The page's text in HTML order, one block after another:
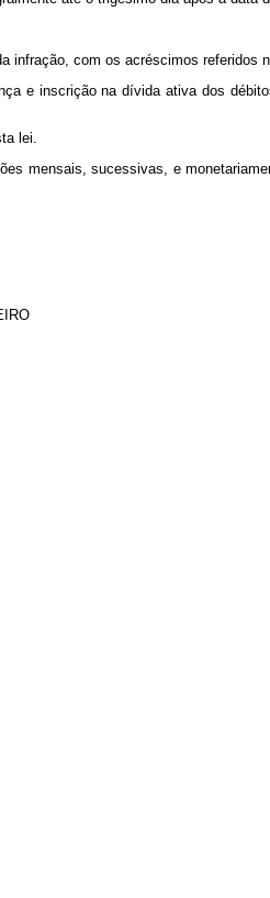
com os acréscimos referidos
e inscrição na dívida ativa dos
lei.
mensais, sucessivas, e